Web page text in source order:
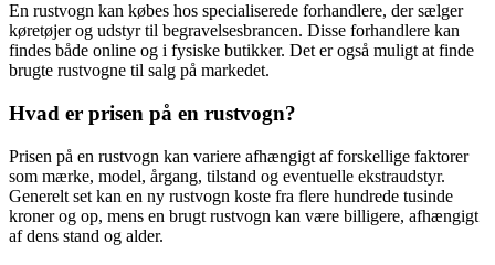
En rustvogn kan købes hos specialiserede forhandlere, der sælger
køretøjer og udstyr til begravelsesbrancen. Disse forhandlere kan
findes både online og i fysiske butikker. Det er også muligt at finde
brugte rustvogne til salg på markedet.
Hvad er prisen på en rustvogn?
Prisen på en rustvogn kan variere afhængigt af forskellige faktorer
som mærke, model, årgang, tilstand og eventuelle ekstraudstyr.
Generelt set kan en ny rustvogn koste fra flere hundrede tusinde
kroner og op, mens en brugt rustvogn kan være billigere, afhængigt
af dens stand og alder.